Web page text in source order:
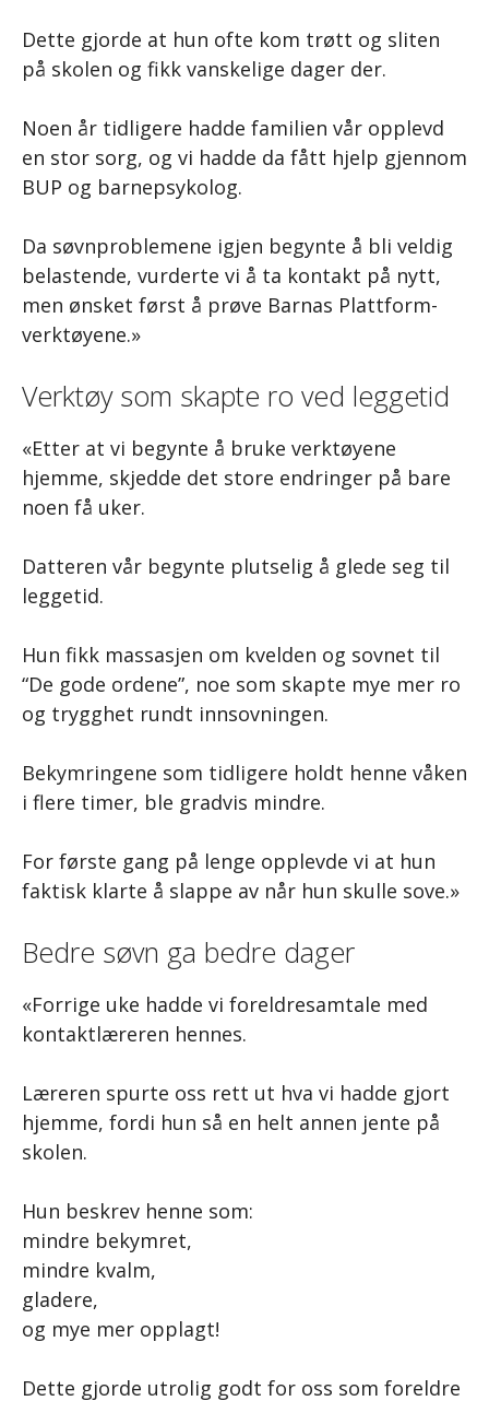
Dette gjorde at hun ofte kom trøtt og sliten
på skolen og fikk vanskelige dager der.
Noen år tidligere hadde familien vår opplevd
en stor sorg, og vi hadde da fått hjelp gjennom
BUP og barnepsykolog.
Da søvnproblemene igjen begynte å bli veldig
belastende, vurderte vi å ta kontakt på nytt,
men ønsket først å prøve Barnas Plattform-
verktøyene.»
Verktøy som skapte ro ved leggetid
«Etter at vi begynte å bruke verktøyene
hjemme, skjedde det store endringer på bare
noen få uker.
Datteren vår begynte plutselig å glede seg til
leggetid.
Hun fikk massasjen om kvelden og sovnet til
“De gode ordene”, noe som skapte mye mer ro
og trygghet rundt innsovningen.
Bekymringene som tidligere holdt henne våken
i flere timer, ble gradvis mindre.
For første gang på lenge opplevde vi at hun
faktisk klarte å slappe av når hun skulle sove.»
Bedre søvn ga bedre dager
«Forrige uke hadde vi foreldresamtale med
kontaktlæreren hennes.
Læreren spurte oss rett ut hva vi hadde gjort
hjemme, fordi hun så en helt annen jente på
skolen.
Hun beskrev henne som:
mindre bekymret,
mindre kvalm,
gladere,
og mye mer opplagt!
Dette gjorde utrolig godt for oss som foreldre